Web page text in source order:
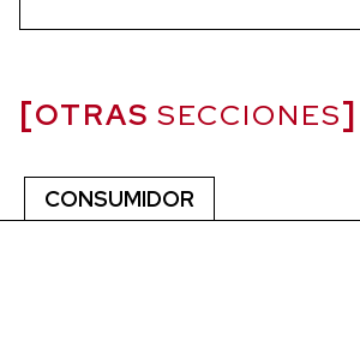
OTRAS SECCIONES
CONSUMIDOR